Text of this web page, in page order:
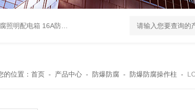
照明配电箱 16A防水防尘防腐照明开关 防水防腐检修插座箱 4
的位置： 首页- 产品中心- 防爆防腐- 防爆防腐操作柱 -